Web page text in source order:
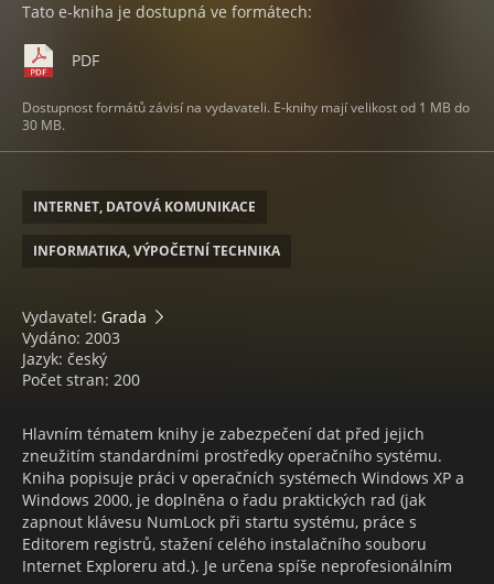
Tato e-kniha je dostupná ve formátech:
PDF
Dostupnost formátů závisí na vydavateli. E-knihy mají velikost od 1 MB do
30 MB.
INTERNET, DATOVÁ KOMUNIKACE
INFORMATIKA, VÝPOČETNÍ TECHNIKA
Vydavatel: Grada
Vydáno: 2003
Jazyk: český
Počet stran: 200
Hlavním tématem knihy je zabezpečení dat před jejich
zneužitím standardními prostředky operačního systému.
Kniha popisuje práci v operačních systémech Windows XP a
Windows 2000, je doplněna o řadu praktických rad (jak
zapnout klávesu NumLock při startu systému, práce s
Editorem registrů, stažení celého instalačního souboru
Internet Exploreru atd.). Je určena spíše neprofesionálním